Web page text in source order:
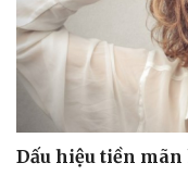
Dấu hiệu tiền